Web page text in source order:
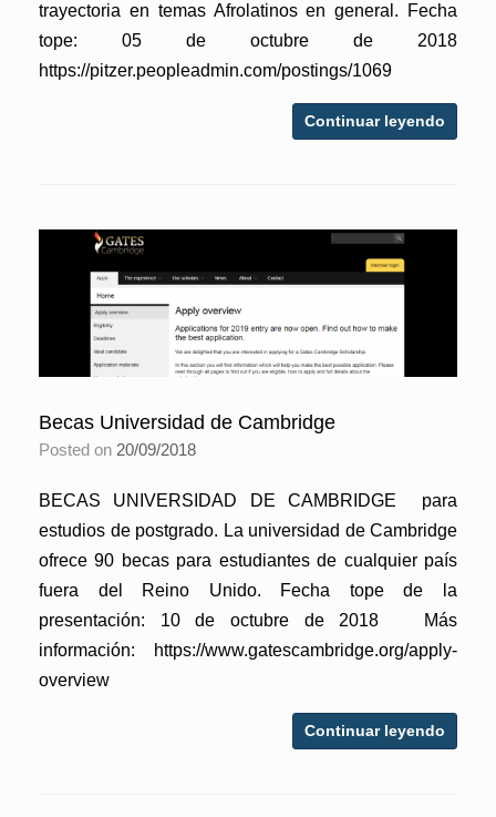
trayectoria en temas Afrolatinos en general. Fecha
tope: 05 de octubre de 2018
https://pitzer.peopleadmin.com/postings/1069
Continuar leyendo
Becas Universidad de Cambridge
Posted on 20/09/2018
BECAS UNIVERSIDAD DE CAMBRIDGE para
estudios de postgrado. La universidad de Cambridge
ofrece 90 becas para estudiantes de cualquier país
fuera del Reino Unido. Fecha tope de la
presentación: 10 de octubre de 2018 Más
información: https://www.gatescambridge.org/apply-
overview
Continuar leyendo